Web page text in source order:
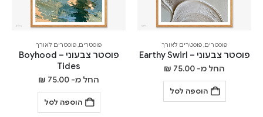
פוסטרים,פוסטרים לאורך
פוסטר צבעוני – Earthy Swirl
החל מ- ₪ 75.00
הוספה לסל
פוסטרים,פוסטרים לאורך
פוסטר צבעוני – Boyhood
Tides
החל מ- ₪ 75.00
הוספה לסל